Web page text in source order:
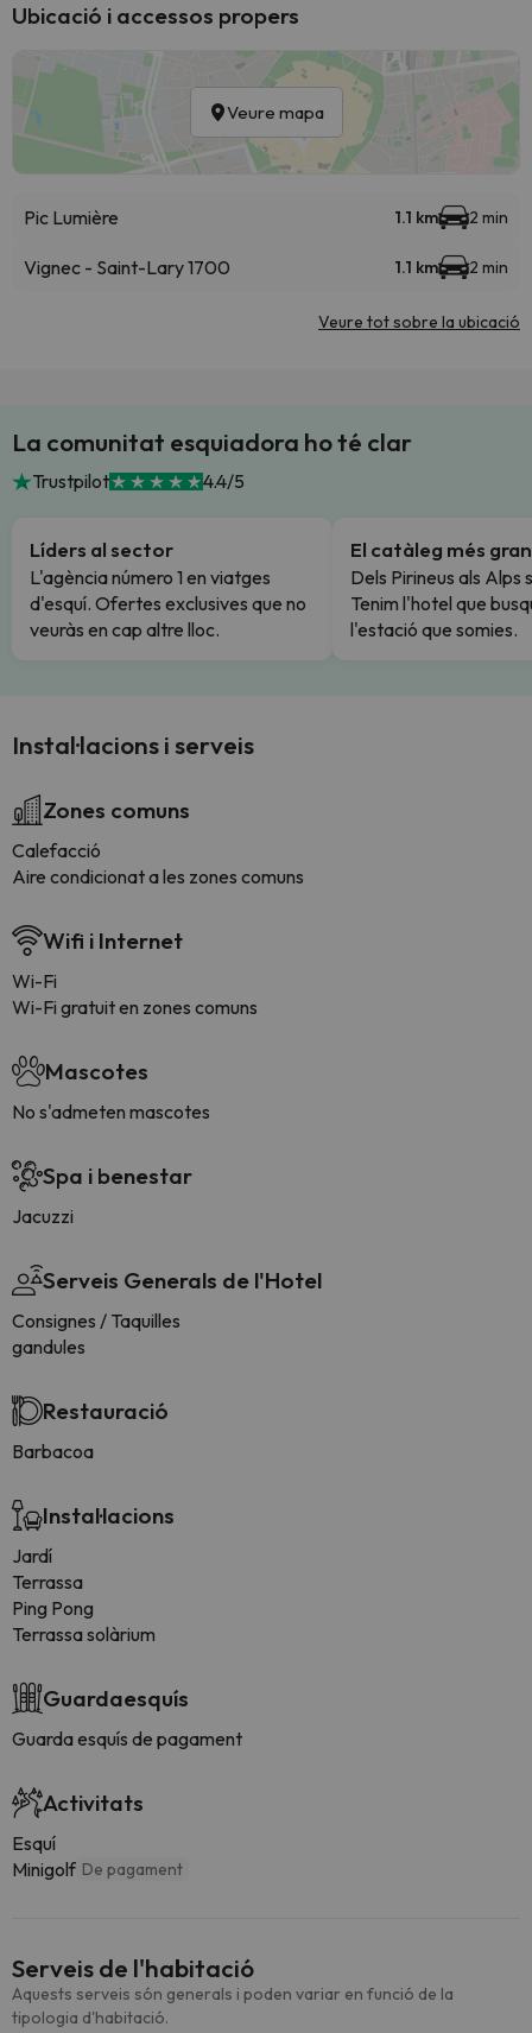
Ubicació i accessos propers
Veure mapa
Pic Lumière 1.1 km 2 min
Vignec - Saint-Lary 1700 1.1 km 2 min
Veure tot sobre la ubicació
La comunitat esquiadora ho té clar
Trustpilot 4.4/5
Líders al sector
L'agència número 1 en viatges
d'esquí. Ofertes exclusives que no
veuràs en cap altre lloc.
El catàleg més gran
Dels Pirineus als Alps
Tenim l'hotel que
l'estació que somies.
Instal·lacions i serveis
Zones comuns
Calefacció
Aire condicionat a les zones comuns
Wifi i Internet
Wi-Fi
Wi-Fi gratuit en zones comuns
Mascotes
No s'admeten mascotes
Spa i benestar
Jacuzzi
Serveis Generals de l'Hotel
Consignes / Taquilles
gandules
Restauració
Barbacoa
Instal·lacions
Jardí
Terrassa
Ping Pong
Terrassa solàrium
Guardaesquís
Guarda esquís de pagament
Activitats
Esquí
Minigolf De pagament
Serveis de l'habitació
Aquests serveis són generals i poden variar en funció de la
tipologia d'habitació.